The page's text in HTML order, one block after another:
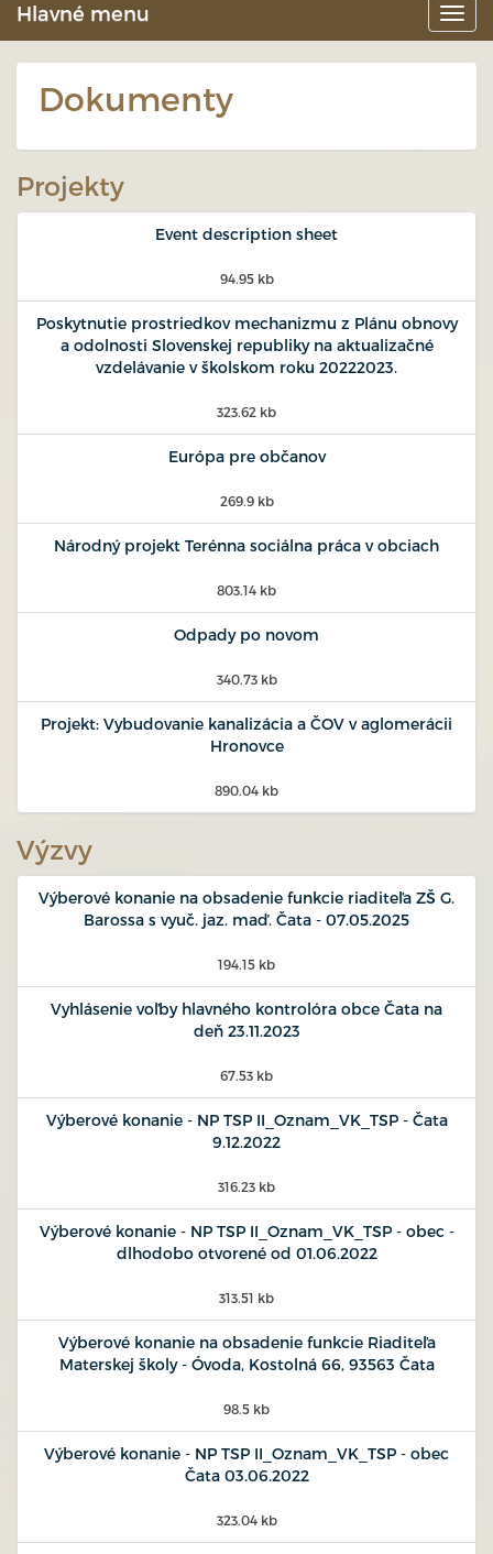
Hlavné menu
Dokumenty
Projekty
Event description sheet
94.95 kb
Poskytnutie prostriedkov mechanizmu z Plánu obnovy
a odolnosti Slovenskej republiky na aktualizačné
vzdelávanie v školskom roku 20222023.
323.62 kb
Európa pre občanov
269.9 kb
Národný projekt Terénna sociálna práca v obciach
803.14 kb
Odpady po novom
340.73 kb
Projekt: Vybudovanie kanalizácia a ČOV v aglomerácii
Hronovce
890.04 kb
Výzvy
Výberové konanie na obsadenie funkcie riaditeľa ZŠ G.
Barossa s vyuč. jaz. maď. Čata - 07.05.2025
194.15 kb
Vyhlásenie voľby hlavného kontrolóra obce Čata na
deň 23.11.2023
67.53 kb
Výberové konanie - NP TSP II_Oznam_VK_TSP - Čata
9.12.2022
316.23 kb
Výberové konanie - NP TSP II_Oznam_VK_TSP - obec -
dlhodobo otvorené od 01.06.2022
313.51 kb
Výberové konanie na obsadenie funkcie Riaditeľa
Materskej školy - Óvoda, Kostolná 66, 93563 Čata
98.5 kb
Výberové konanie - NP TSP II_Oznam_VK_TSP - obec
Čata 03.06.2022
323.04 kb